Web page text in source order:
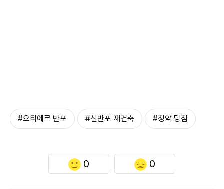
#오티에르 반포 #신반포 재건축 #청약 당첨
0 0